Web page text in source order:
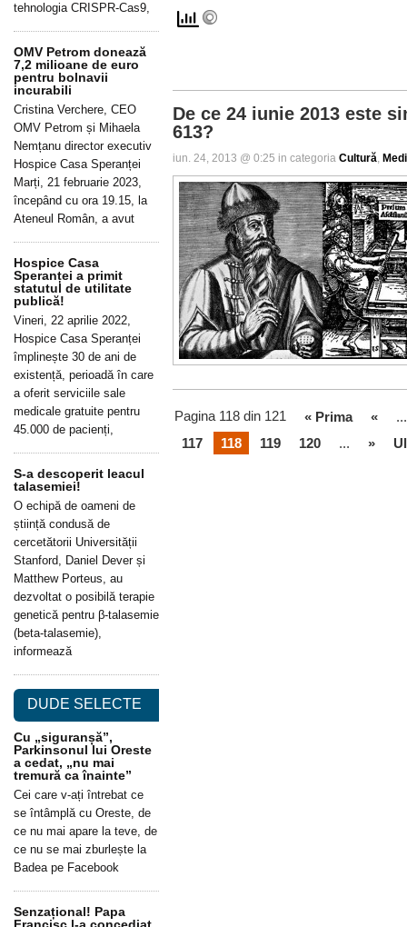
De ce 24 iunie 2013 este
613?
iun. 24, 2013 @ 0:25 in categoria Cultură,
Pagina 118 din 121 « Prima «
...
117
118 119 120 ... »
tehnologia CRISPR-Cas9,
OMV Petrom donează
7,2 milioane de euro
pentru bolnavii
incurabili
Cristina Verchere, CEO
OMV Petrom și Mihaela
Nemțanu director executiv
Hospice Casa Speranței
Marți, 21 februarie 2023,
începând cu ora 19.15, la
Ateneul Român, a avut
Hospice Casa
Speranței a primit
statutul de utilitate
publică!
Vineri, 22 aprilie 2022,
Hospice Casa Speranței
împlinește 30 de ani de
existență, perioadă în care
a oferit serviciile sale
medicale gratuite pentru
45.000 de pacienți,
S-a descoperit leacul
talasemiei!
O echipă de oameni de
știință condusă de
cercetătorii Universității
Stanford, Daniel Dever și
Matthew Porteus, au
dezvoltat o posibilă terapie
genetică pentru β-talasemie
(beta-talasemie),
informează
DUDE SELECTE
Cu „siguranșă”,
Parkinsonul lui Oreste
a cedat, „nu mai
tremură ca înainte”
Cei care v-ați întrebat ce
se întâmplă cu Oreste, de
ce nu mai apare la teve, de
ce nu se mai zburlește la
Badea pe Facebook
Senzațional! Papa